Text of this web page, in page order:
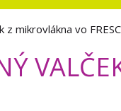
z mikrovlákna vo